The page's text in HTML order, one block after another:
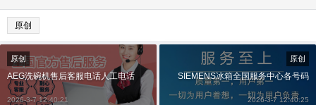
原创
原创
AEG洗碗机售后客服电话人工电话
2026-3-7 12:40:21
原创
SIEMENS冰箱全国服务中心各号码
2026-3-7 12:40:25